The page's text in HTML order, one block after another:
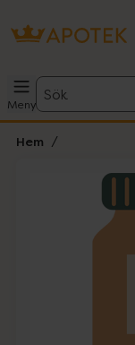
Meny
Sök
Hem
Lista: .